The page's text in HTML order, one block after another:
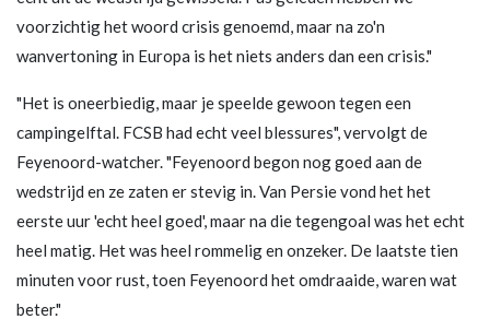
voorzichtig het woord crisis genoemd, maar na zo'n
wanvertoning in Europa is het niets anders dan een crisis."
"Het is oneerbiedig, maar je speelde gewoon tegen een
campingelftal. FCSB had echt veel blessures", vervolgt de
Feyenoord-watcher. "Feyenoord begon nog goed aan de
wedstrijd en ze zaten er stevig in. Van Persie vond het het
eerste uur 'echt heel goed', maar na die tegengoal was het echt
heel matig. Het was heel rommelig en onzeker. De laatste tien
minuten voor rust, toen Feyenoord het omdraaide, waren wat
beter."